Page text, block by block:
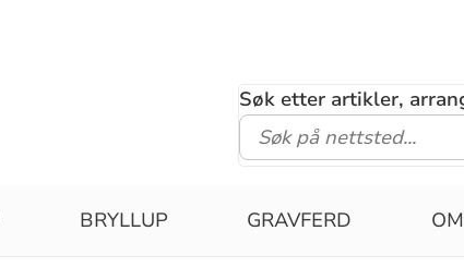
Søk etter artikler,
BRYLLUP GRAVFERD